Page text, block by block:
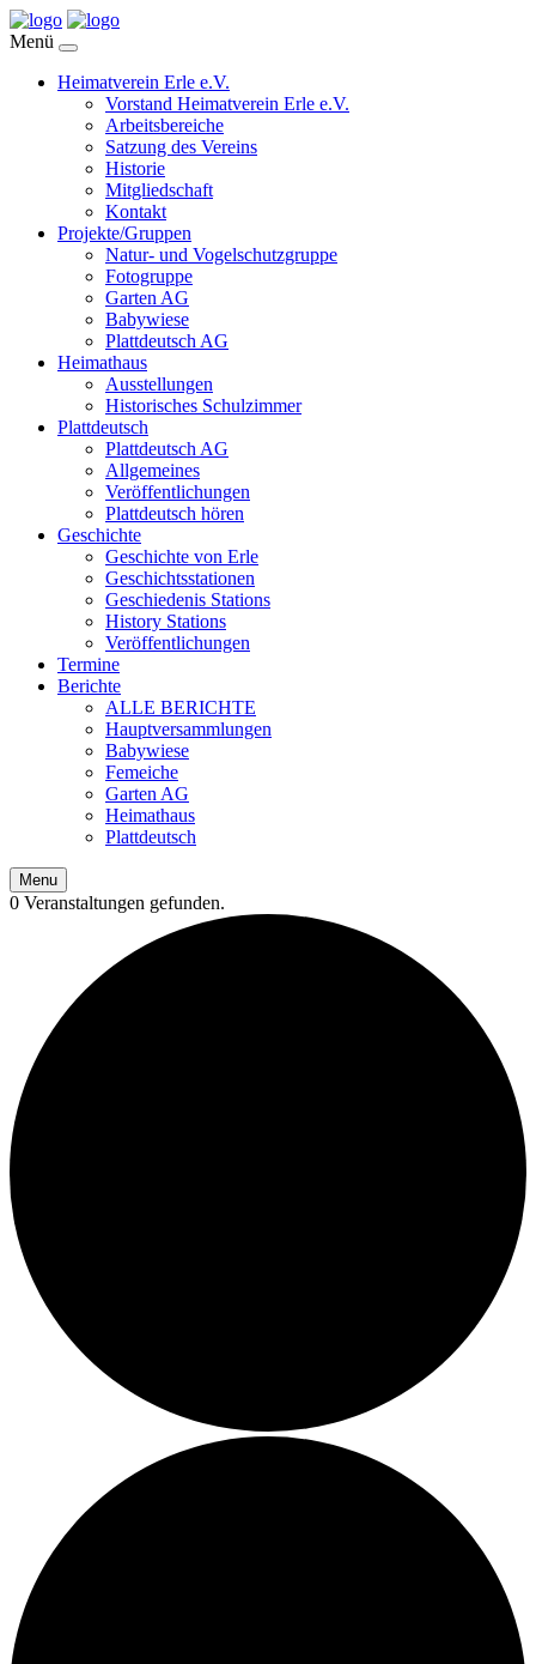
Menü
Heimatverein Erle e.V.
Vorstand Heimatverein Erle e.V.
Arbeitsbereiche
Satzung des Vereins
Historie
Mitgliedschaft
Kontakt
Projekte/Gruppen
Natur- und Vogelschutzgruppe
Fotogruppe
Garten AG
Babywiese
Plattdeutsch AG
Heimathaus
Ausstellungen
Historisches Schulzimmer
Plattdeutsch
Plattdeutsch AG
Allgemeines
Veröffentlichungen
Plattdeutsch hören
Geschichte
Geschichte von Erle
Geschichtsstationen
Geschiedenis Stations
History Stations
Veröffentlichungen
Termine
Berichte
ALLE BERICHTE
Hauptversammlungen
Babywiese
Femeiche
Garten AG
Heimathaus
Plattdeutsch
Menu
0 Veranstaltungen gefunden.